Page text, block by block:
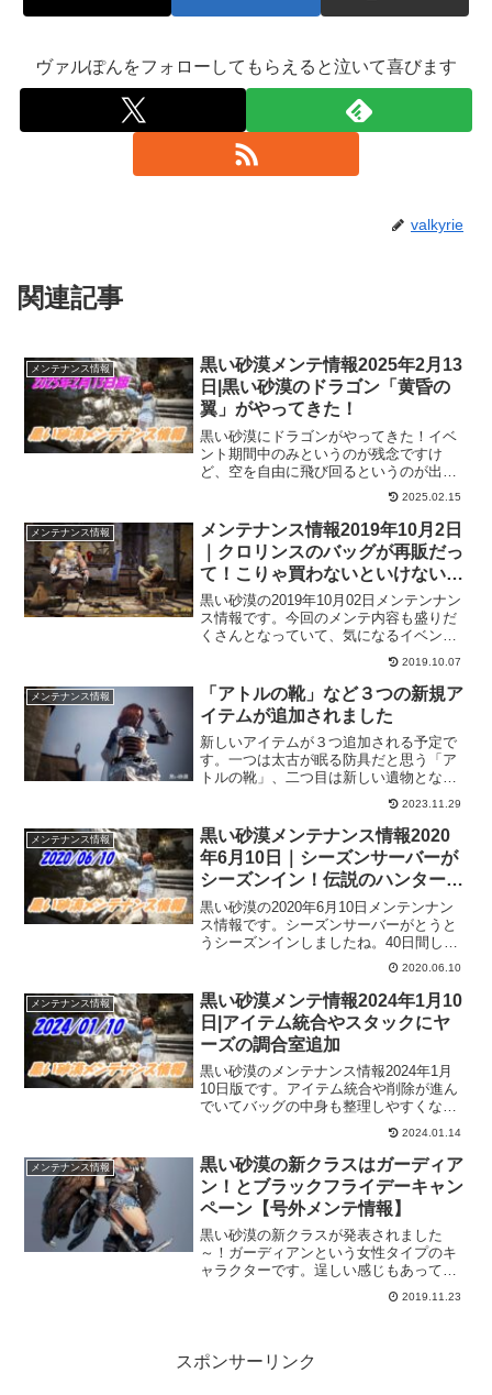
ヴァルぽんをフォローしてもらえると泣いて喜びます
valkyrie
関連記事
メンテナンス情報
黒い砂漠メンテ情報2025年2月13
日|黒い砂漠のドラゴン「黄昏の
翼」がやってきた！
黒い砂漠にドラゴンがやってきた！イベ
ント期間中のみというのが残念ですけ
ど、空を自由に飛び回るというのが出来
るってのがとても魅力的です！ある程度
の制限はあるようですが、早く飛び回っ
てみたいですね！
2025.02.15
メンテナンス情報
メンテナンス情報2019年10月2日
｜クロリンスのバッグが再販だっ
て！こりゃ買わないといけないや
つじゃないですか～。
黒い砂漠の2019年10月02日メンテンナン
ス情報です。今回のメンテ内容も盛りだ
くさんとなっていて、気になるイベント
やキャンペーンがいろいろありました。
2019.10.07
メンテナンス情報
「アトルの靴」など３つの新規ア
イテムが追加されました
新しいアイテムが３つ追加される予定で
す。一つは太古が眠る防具だと思う「ア
トルの靴」、二つ目は新しい遺物となる
「カプアの遺物」、最後三つ目は新しい
錬金石の「アトルの動力石」どれも魅力
的なアイテムなので、是非とも入手した
いですね。まずは概要だけでも知ってお
こうかと。
2023.11.29
メンテナンス情報
黒い砂漠メンテナンス情報2020
年6月10日｜シーズンサーバーが
シーズンイン！伝説のハンターも
来てるよ！
黒い砂漠の2020年6月10日メンテンナン
ス情報です。シーズンサーバーがとうと
うシーズンインしましたね。40日間しっ
かり楽しもうと思います。他にも、伝説
のハンターが現れていたり、謎の騎士も
出現するらしいのであっちこっち忙しく
移動しなきゃな感じですかね。
2020.06.10
メンテナンス情報
黒い砂漠メンテ情報2024年1月10
日|アイテム統合やスタックにヤ
ーズの調合室追加
黒い砂漠のメンテナンス情報2024年1月
10日版です。アイテム統合や削除が進ん
でいてバッグの中身も整理しやすくなっ
てきました。また、スタックできるよう
になった調合アイテムの為に新しい機能
も追加されてたりと、どんどん便利にな
って行ってますね！ありがとう！！
2024.01.14
メンテナンス情報
黒い砂漠の新クラスはガーディア
ン！とブラックフライデーキャン
ペーン【号外メンテ情報】
黒い砂漠の新クラスが発表されました
～！ガーディアンという女性タイプのキ
ャラクターです。逞しい感じもあって魅
力あります。メンテ後の情報だったので
「おっ！」となりましたけど、早く実装
2019.11.23
スポンサーリンク